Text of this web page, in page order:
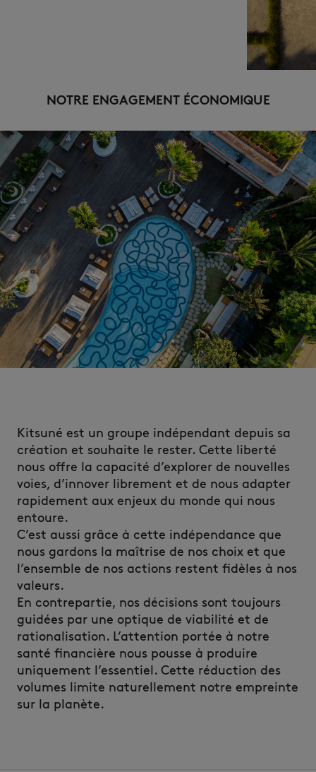
NOTRE ENGAGEMENT ÉCONOMIQUE
Kitsuné est un groupe indépendant depuis sa
création et souhaite le rester. Cette liberté
nous offre la capacité d’explorer de nouvelles
voies, d’innover librement et de nous adapter
rapidement aux enjeux du monde qui nous
entoure.
C’est aussi grâce à cette indépendance que
nous gardons la maîtrise de nos choix et que
l’ensemble de nos actions restent fidèles à nos
valeurs.
En contrepartie, nos décisions sont toujours
guidées par une optique de viabilité et de
rationalisation. L’attention portée à notre
santé financière nous pousse à produire
uniquement l’essentiel. Cette réduction des
volumes limite naturellement notre empreinte
sur la planète.